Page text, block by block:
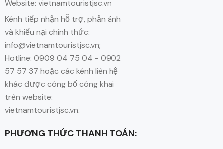
Website: vietnamtouristjsc.vn
Kênh tiếp nhận hỗ trợ, phản ánh
và khiếu nại chính thức:
info@vietnamtouristjsc.vn;
Hotline: 0909 04 75 04 - 0902
57 57 37 hoặc các kênh liên hệ
khác được công bố công khai
trên website:
vietnamtouristjsc.vn.
PHƯƠNG THỨC THANH TOÁN: